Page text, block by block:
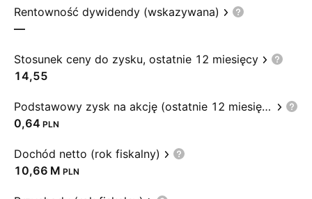
Rentowność dywidendy (wskazywana)
—
Stosunek ceny do zysku, ostatnie 12 miesięcy
14,55
Podstawowy zysk na akcję (ostatnie 12 miesięcy)
0,64 PLN
Dochód netto (rok fiskalny)
‪10,66 M‬ PLN